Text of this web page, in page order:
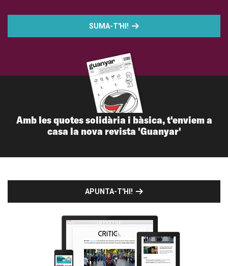
SUMA-T'HI!
Amb les quotes solidària i bàsica, t'enviem a
casa la nova revista 'Guanyar'
APUNTA-T'HI!